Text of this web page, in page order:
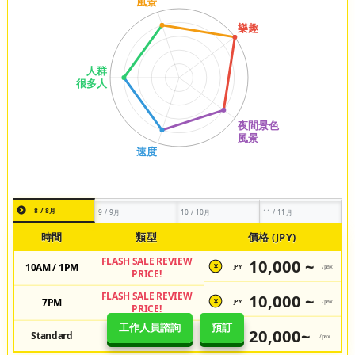
工作人員諮詢 預訂
8 / 8月 9 / 9月 10 / 10月 11 / 11月
時間 類型 價格 (JPY)
10AM / 1PM
FLASH SALE REVIEW
PRICE!
¥ JPY 10,000 ~ /pax
7PM
FLASH SALE REVIEW
PRICE!
¥ JPY 10,000 ~ /pax
Standard Regular Price 20,000~ /pax